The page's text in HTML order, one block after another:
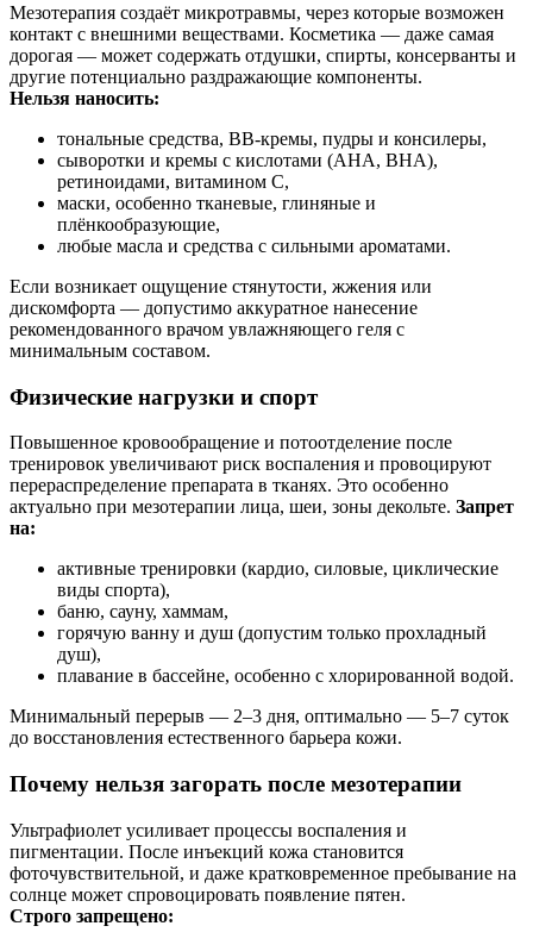
Мезотерапия создаёт микротравмы, через которые возможен
контакт с внешними веществами. Косметика — даже самая
дорогая — может содержать отдушки, спирты, консерванты и
другие потенциально раздражающие компоненты.
Нельзя наносить:
тональные средства, BB-кремы, пудры и консилеры,
сыворотки и кремы с кислотами (AHA, BHA),
ретиноидами, витамином C,
маски, особенно тканевые, глиняные и
плёнкообразующие,
любые масла и средства с сильными ароматами.
Если возникает ощущение стянутости, жжения или
дискомфорта — допустимо аккуратное нанесение
рекомендованного врачом увлажняющего геля с
минимальным составом.
Физические нагрузки и спорт
Повышенное кровообращение и потоотделение после
тренировок увеличивают риск воспаления и провоцируют
перераспределение препарата в тканях. Это особенно
актуально при мезотерапии лица, шеи, зоны декольте. Запрет
на:
активные тренировки (кардио, силовые, циклические
виды спорта),
баню, сауну, хаммам,
горячую ванну и душ (допустим только прохладный
душ),
плавание в бассейне, особенно с хлорированной водой.
Минимальный перерыв — 2–3 дня, оптимально — 5–7 суток
до восстановления естественного барьера кожи.
Почему нельзя загорать после мезотерапии
Ультрафиолет усиливает процессы воспаления и
пигментации. После инъекций кожа становится
фоточувствительной, и даже кратковременное пребывание на
солнце может спровоцировать появление пятен.
Строго запрещено: